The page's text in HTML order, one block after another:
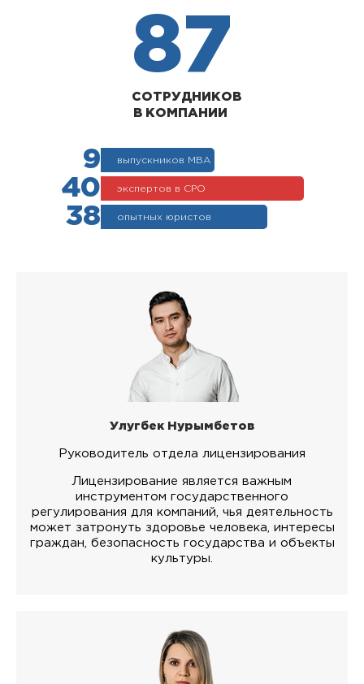
87
СОТРУДНИКОВ
В КОМПАНИИ
9 выпускников МВА
40 экспертов в СРО
38 опытных юристов
Улугбек Нурымбетов
Руководитель отдела лицензирования
Лицензирование является важным
инструментом государственного
регулирования для компаний, чья деятельность
может затронуть здоровье человека, интересы
граждан, безопасность государства и объекты
культуры.